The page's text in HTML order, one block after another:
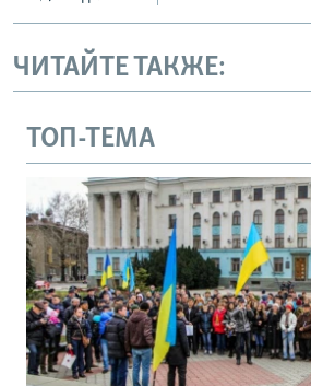
ЧИТАЙТЕ ТАКЖЕ:
ТОП-ТЕМА